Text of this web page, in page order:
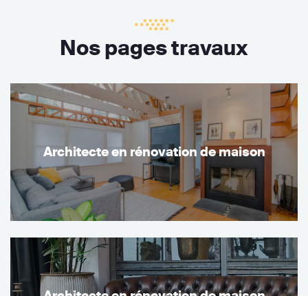
Nos pages travaux
Architecte en rénovation de maison